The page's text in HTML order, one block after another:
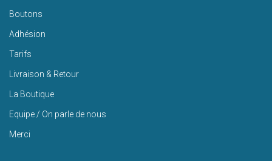
Boutons
Adhésion
Tarifs
Livraison & Retour
La Boutique
Equipe / On parle de nous
Merci